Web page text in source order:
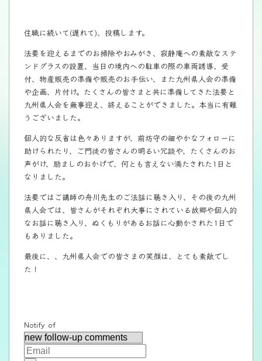
住職に続いて(遅れて)、投稿します。
法要を迎えるまでのお掃除やおみがき、寂静庵への素敵なステ
ンドグラスの設置、当日の境内への駐車の際の車両誘導、受
付、物産販売の準備や販売のお手伝い、また九州県人会の準備
や企画、片付け。たくさんの皆さまと共に準備してきた法要と
九州県人会を無事迎え、終えることができました。本当に有難
うございました。
個人的な反省は色々ありますが、前坊守の細やかなフォローに
助けられたり、ご門徒の皆さんの明るい冗談や、たくさんのお
声がけ、励ましのおかげで、何とも言えない満たされた1日と
なりました。
法要ではご講師の舟川先生のご法話に聴き入り、その後の九州
県人会では、皆さんがそれぞれ大事にされている故郷や個人的
なお話に聴き入り、ぬくもりがあるお話に心動かされた1日で
もありました。
最後に、、九州県人会での皆さまの笑顔は、とても素敵でし
た！
Notify of